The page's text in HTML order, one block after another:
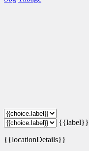
{{label}}
{{locationDetails}}